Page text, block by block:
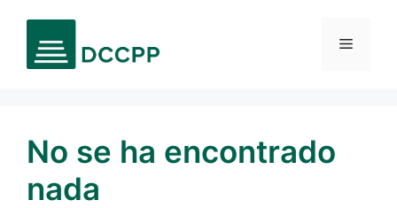
contenido
Menú
No se ha encontrado
nada